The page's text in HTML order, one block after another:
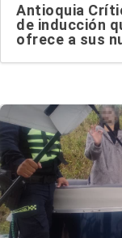
Antioquia
de inducción
ofrece a sus